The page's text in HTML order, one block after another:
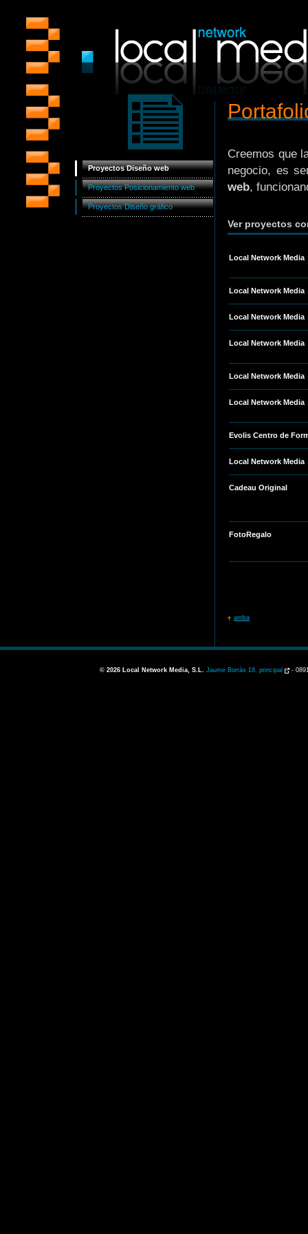
Proyectos Diseño web
Proyectos Posicionamiento web
Proyectos Diseño gráfico
Creemos que
negocio, es
web,
Ver proyectos
Local Network Media
Local Network Media
Local Network Media
Local Network Media
Local Network Media
Local Network Media
Evolis Centro de
Local Network Media
Cadeau Original
FotoRegalo
arriba
© 2026 Local Network Media, S.L. Jaume Borràs 18, principal -